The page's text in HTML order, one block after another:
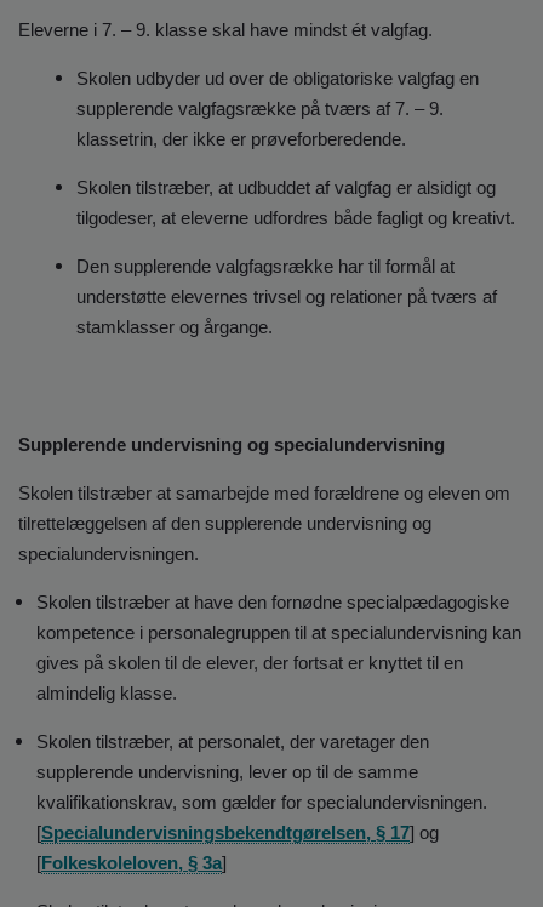
Eleverne i 7. – 9. klasse skal have mindst ét valgfag.
Skolen udbyder ud over de obligatoriske valgfag en
supplerende valgfagsrække på tværs af 7. – 9.
klassetrin, der ikke er prøveforberedende.
Skolen tilstræber, at udbuddet af valgfag er alsidigt og
tilgodeser, at eleverne udfordres både fagligt og kreativt.
Den supplerende valgfagsrække har til formål at
understøtte elevernes trivsel og relationer på tværs af
stamklasser og årgange.
Supplerende undervisning og specialundervisning
Skolen tilstræber at samarbejde med forældrene og eleven om
tilrettelæggelsen af den supplerende undervisning og
specialundervisningen.
Skolen tilstræber at have den fornødne specialpædagogiske
kompetence i personalegruppen til at specialundervisning kan
gives på skolen til de elever, der fortsat er knyttet til en
almindelig klasse.
Skolen tilstræber, at personalet, der varetager den
supplerende undervisning, lever op til de samme
kvalifikationskrav, som gælder for specialundervisningen.
[Specialundervisningsbekendtgørelsen, § 17] og
[Folkeskoleloven, § 3a]